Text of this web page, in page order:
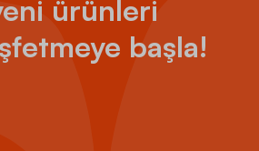
ürünleri
başla!